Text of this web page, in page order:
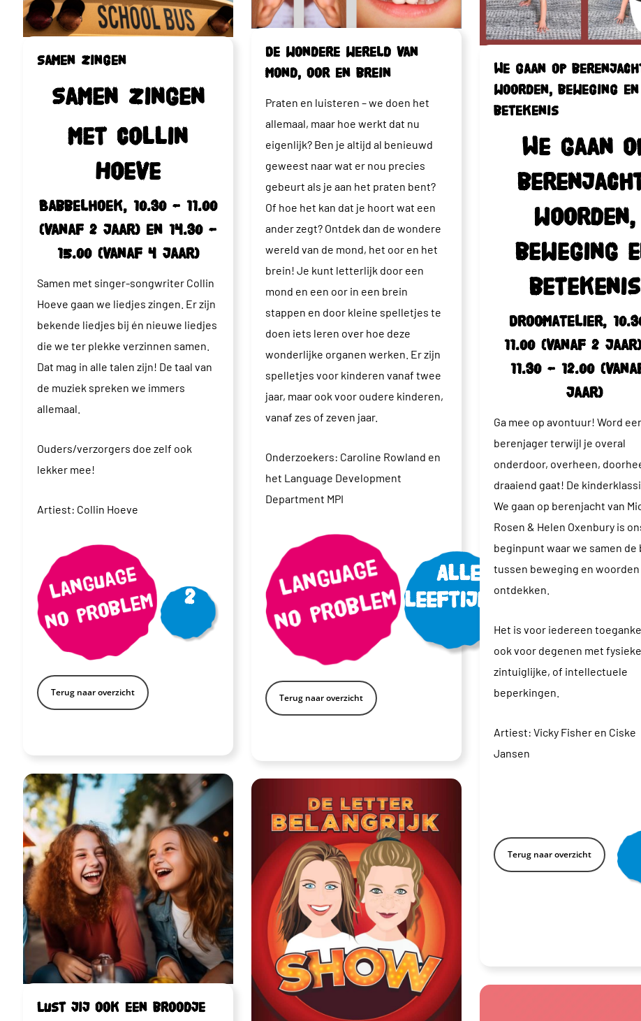
Samen zingen
Samen zingen
met Collin
Hoeve
Babbelhoek, 10.30 – 11.00
(vanaf 2 jaar) en 14.30 –
15.00 (vanaf 4 jaar)
Samen met singer-songwriter Collin
Hoeve gaan we liedjes zingen. Er zijn
bekende liedjes bij én nieuwe liedjes
die we ter plekke verzinnen samen.
Dat mag in alle talen zijn! De taal van
de muziek spreken we immers
allemaal.
Ouders/verzorgers doe zelf ook
lekker mee!
Artiest: Collin Hoeve
Terug naar overzicht
2
De wondere wereld van
mond, oor en brein
Praten en luisteren – we doen het
allemaal, maar hoe werkt dat nu
eigenlijk? Ben je altijd al benieuwd
geweest naar wat er nou precies
gebeurt als je aan het praten bent?
Of hoe het kan dat je hoort wat een
ander zegt? Ontdek dan de wondere
wereld van de mond, het oor en het
brein! Je kunt letterlijk door een
mond en een oor in een brein
stappen en door kleine spelletjes te
doen iets leren over hoe deze
wonderlijke organen werken. Er zijn
spelletjes voor kinderen vanaf twee
jaar, maar ook voor oudere kinderen,
vanaf zes of zeven jaar.
Onderzoekers: Caroline Rowland en
het Language Development
Department MPI
Terug naar overzicht
Alle
leeftijden
We gaan op
woorden, beweging en
betekenis
We gaan
woorden,
beweging
betekenis
Droomatelier,
11.00 (vanaf 2
11.30 – 12.00
jaar)
Ga mee op avontuur! Word
berenjager terwijl je overal
onderdoor, overheen,
draaiend gaat! De
We gaan op berenjacht van
Rosen & Helen Oxenbury is
beginpunt waar we samen de
tussen beweging en woorden
ontdekken.
Het is voor iedereen
ook voor degenen met
zintuiglijke, of intellectuele
beperkingen.
Artiest: Vicky Fisher en Ciske
Jansen
Terug naar overzicht
Lust jij ook een broodje